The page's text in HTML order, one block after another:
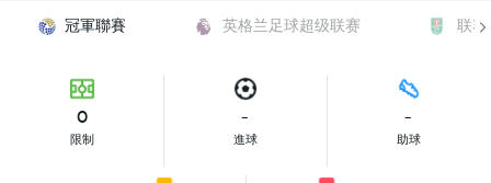
冠軍聯賽 英格兰足球超级联赛 联赛
0
限制
-
進球
-
助球